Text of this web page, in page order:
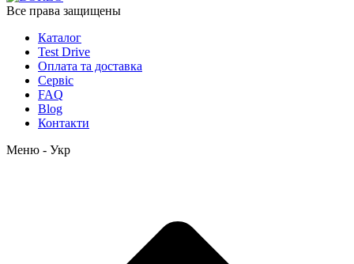
Все права защищены
Каталог
Test Drive
Оплата та доставка
Сервіс
FAQ
Blog
Контакти
Меню - Укр